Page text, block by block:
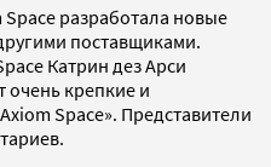
разработала новые
поставщиками.
Катрин дез Арси
очень крепкие и
Space». Представители